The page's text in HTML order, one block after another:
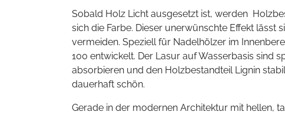
Sobald Holz Licht ausgesetzt ist, werden
sich die Farbe. Dieser unerwünschte Effekt
vermeiden. Speziell für Nadelhölzer im
100 entwickelt. Der Lasur auf Wasserbasis sind
absorbieren und den Holzbestandteil Lignin
dauerhaft schön.
Gerade in der modernen Architektur mit hellen,